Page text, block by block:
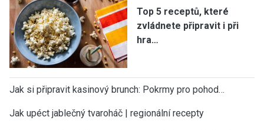
Top 5 receptů, které
zvládnete připravit i při
hra…
Jak si připravit kasinový brunch: Pokrmy pro pohod…
Jak upéct jablečný tvaroháč | regionální recepty